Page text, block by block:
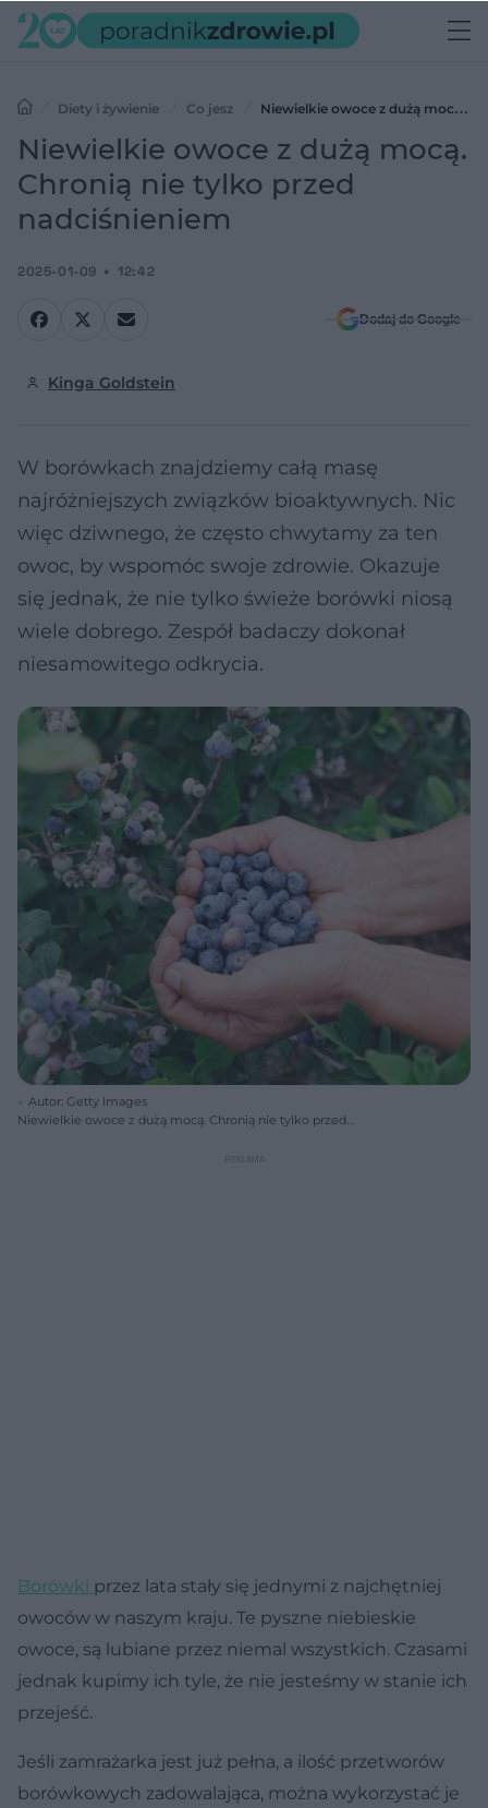
Diety i żywienie Co jesz
Niewielkie owoce z dużą mocą.
Chronią nie tylko przed nadciśnieniem
Niewielkie owoce z dużą mocą.
Chronią nie tylko przed
nadciśnieniem
2025-01-09 12:42
Dodaj do Google
Kinga Goldstein
W borówkach znajdziemy całą masę
najróżniejszych związków bioaktywnych. Nic
więc dziwnego, że często chwytamy za ten
owoc, by wspomóc swoje zdrowie. Okazuje
się jednak, że nie tylko świeże borówki niosą
wiele dobrego. Zespół badaczy dokonał
niesamowitego odkrycia.
Autor: Getty Images
Niewielkie owoce z dużą mocą. Chronią nie tylko przed
Borówki przez lata stały się jednymi z najchętniej
owoców w naszym kraju. Te pyszne niebieskie
owoce, są lubiane przez niemal wszystkich. Czasami
jednak kupimy ich tyle, że nie jesteśmy w stanie ich
przejeść.
Jeśli zamrażarka jest już pełna, a ilość przetworów
borówkowych zadowalająca, można wykorzystać je